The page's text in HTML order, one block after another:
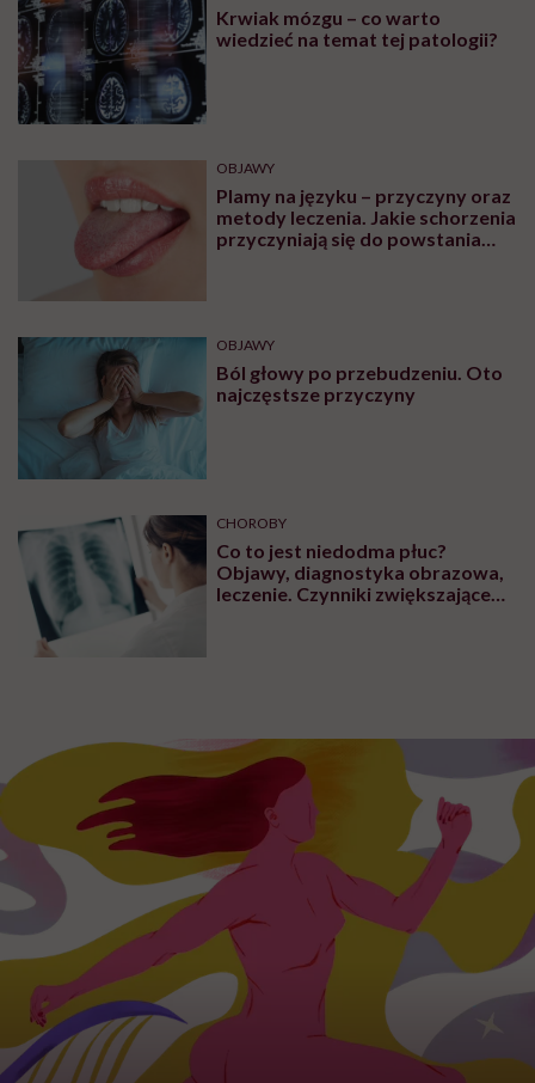
Krwiak mózgu – co warto
wiedzieć na temat tej patologii?
OBJAWY
Plamy na języku – przyczyny oraz
metody leczenia. Jakie schorzenia
przyczyniają się do powstania
OBJAWY
Ból głowy po przebudzeniu. Oto
najczęstsze przyczyny
CHOROBY
Co to jest niedodma płuc?
Objawy, diagnostyka obrazowa,
leczenie. Czynniki zwiększające